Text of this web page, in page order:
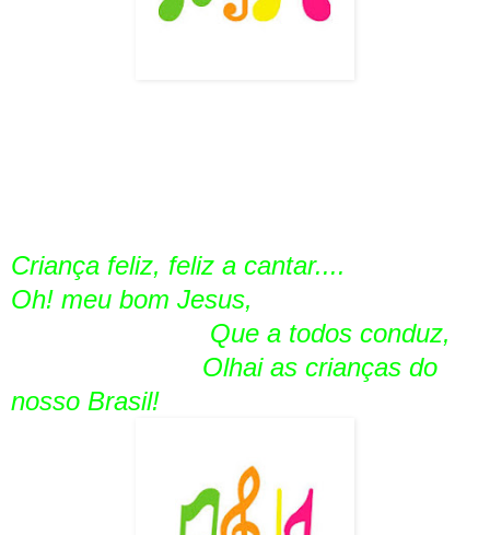
Criança feliz, feliz a cantar....
Oh! meu bom Jesus,
Que a todos conduz,
Olhai as crianças do
nosso Brasil!